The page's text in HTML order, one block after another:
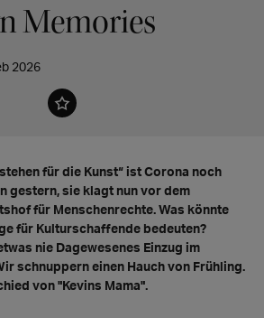
Memories
2026
für die Kunst“ ist Corona noch
gestern, sie klagt nun vor dem
für Menschenrechte. Was könnte
für Kulturschaffende bedeuten?
nie Dagewesenes Einzug im
schnuppern einen Hauch von Frühling.
von "Kevins Mama".